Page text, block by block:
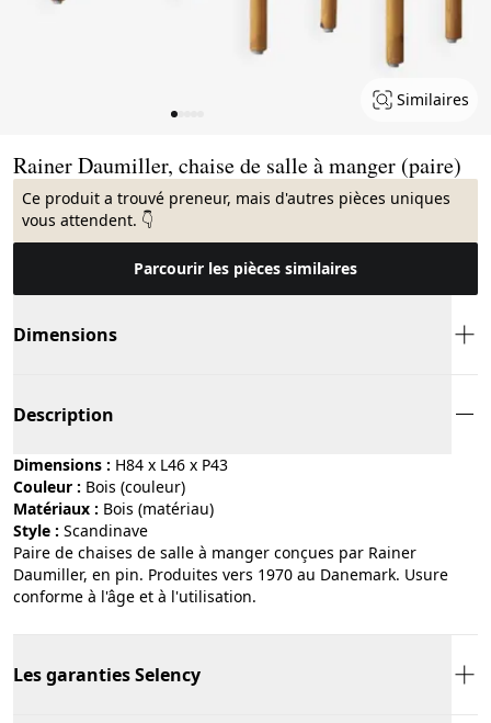
Similaires
Rainer Daumiller, chaise de salle à manger (paire)
Ce produit a trouvé preneur, mais d'autres pièces uniques
vous attendent. 👇
Parcourir les pièces similaires
Dimensions
Description
Dimensions : H84 x L46 x P43
Couleur :
bois (couleur)
Matériaux :
bois (matériau)
Style :
scandinave
Paire de chaises de salle à manger conçues par Rainer
Daumiller, en pin. Produites vers 1970 au Danemark. Usure
conforme à l'âge et à l'utilisation.
Les garanties Selency